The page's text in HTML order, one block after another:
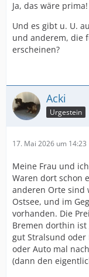
Ja, das wäre prima!
Und es gibt u. U.
und anderem, die
erscheinen?
Acki
Urgestein
17. Mai 2026 um 14:23
Meine Frau und
Waren dort schon
anderen Orte sind
Ostsee, und im
vorhanden. Die
Bremen dorthin ist
gut Stralsund oder
oder Auto mal
(dann den